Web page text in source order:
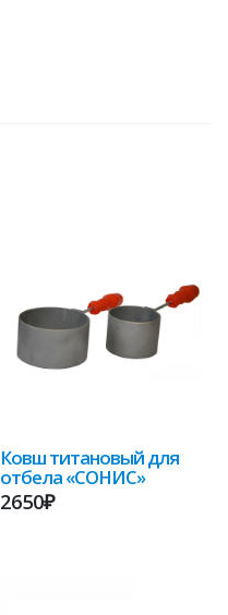
Ковш титановый для
отбела «СОНИС»
2650₽